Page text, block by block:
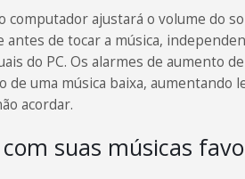
computador ajustará o volume do
antes de tocar a música,
do PC. Os alarmes de aumento
de uma música baixa, aumentando
acordar.
suas músicas